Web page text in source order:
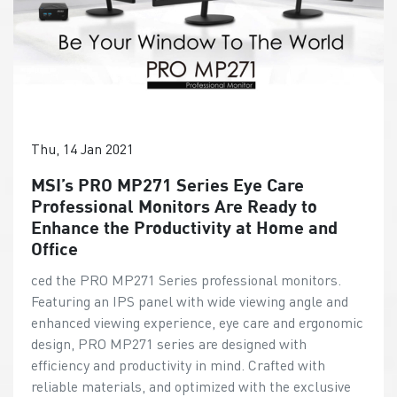
Thu, 14 Jan 2021
MSI’s PRO MP271 Series Eye Care
Professional Monitors Are Ready to
Enhance the Productivity at Home and
Office
ced the PRO MP271 Series professional monitors.
Featuring an IPS panel with wide viewing angle and
enhanced viewing experience, eye care and ergonomic
design, PRO MP271 series are designed with
efficiency and productivity in mind. Crafted with
reliable materials, and optimized with the exclusive